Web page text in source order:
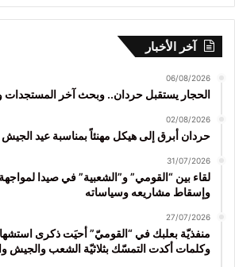
آخر الأخبار
06/08/2026
الحجار يستقبل حردان.. وبحث آخر المستجدات
02/08/2026
حردان أبرق إلى هيكل مهنئاً بمناسبة عيد الجيش
31/07/2026
لقاء بين “القومي” و”الشعبية” في صيدا
وإسقاط مشاريعه وسياساته
27/07/2026
منفذيّة بعلبك في “القوميّ” أحيَت ذكرى
وكلمات أكدت التمسّك بثلاثيّة الشعب والجيش